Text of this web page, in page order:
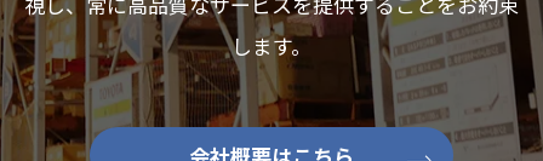
します。